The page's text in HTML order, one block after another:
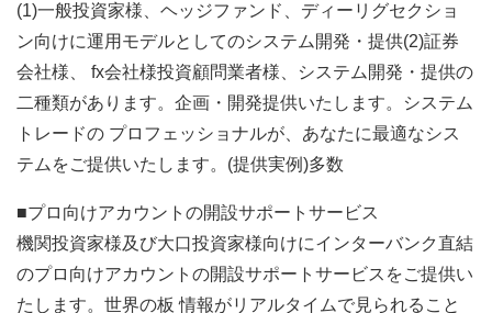
(1)一般投資家様、ヘッジファンド、ディーリグセクショ
ン向けに運用モデルとしてのシステム開発・提供(2)証券
会社様、 fx会社様投資顧問業者様、システム開発・提供の
二種類があります。企画・開発提供いたします。システム
トレードの プロフェッショナルが、あなたに最適なシス
テムをご提供いたします。(提供実例)多数
■プロ向けアカウントの開設サポートサービス
機関投資家様及び大口投資家様向けにインターバンク直結
のプロ向けアカウントの開設サポートサービスをご提供い
たします。世界の板 情報がリアルタイムで見られること